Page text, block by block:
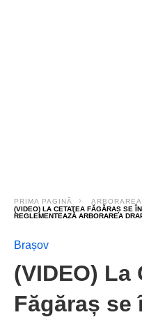
PRIMA PAGINĂ
(VIDEO) LA CETATEA FĂGĂRAȘ SE
REGLEMENTEAZĂ ARBORAREA
Brașov
(VIDEO) La
Făgăraș se